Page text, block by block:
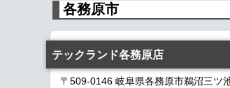
各務原市
テックランド各務原店
〒509-0146 岐阜県各務原市鵜沼三ツ